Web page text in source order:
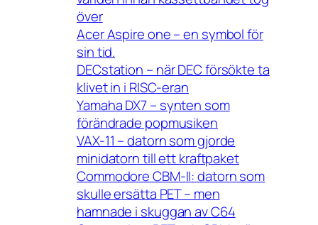
över
Acer Aspire one – en symbol för
sin tid.
DECstation – när DEC försökte ta
klivet in i RISC-eran
Yamaha DX7 – synten som
förändrade popmusiken
VAX-11 – datorn som gjorde
minidatorn till ett kraftpaket
Commodore CBM-II: datorn som
skulle ersätta PET – men
hamnade i skuggan av C64